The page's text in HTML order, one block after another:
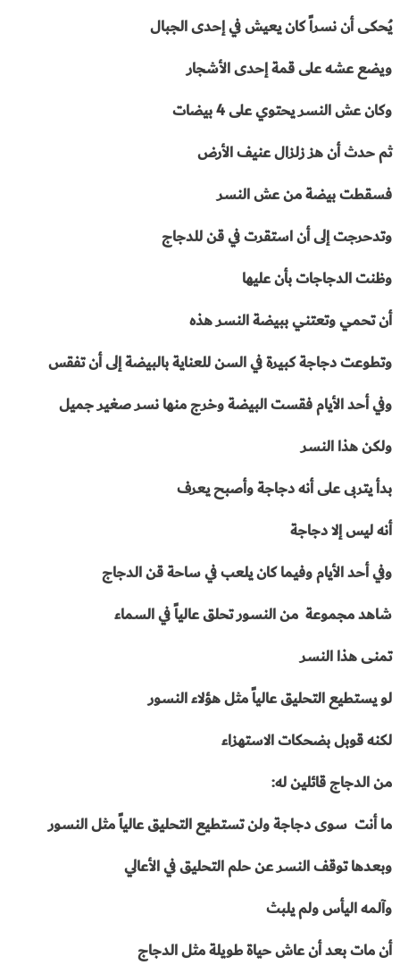
يُحكى أن نسراً كان يعيش في إحدى الجبال
ويضع عشه على قمة إحدى الأشجار
وكان عشالنسر يحتوي على 4 بيضات
ثم حدث أن هز زلزال عنيف الأرض
فسقطت بيضة من عش النسر
وتدحرجت إلى أن استقرت في قن للدجاج
وظنت الدجاجات بأن عليها
أن تحمي وتعتني ببيضة النسر هذه
وتطوعت دجاجة كبيرة في السن للعناية بالبيضة إلى أن تفقس
وفي أحد الأيام فقست البيضةوخرج منها نسر صغير جميل
ولكن هذا النسر
بدأ يتربى على أنه دجاجة وأصبح يعرف
أنه ليس إلا دجاجة
وفي أحد الأيام وفيما كان يلعب في ساحة قن الدجاج
شاهد مجموعة من النسور تحلق عالياً في السماء
تمنى هذا النسر
لو يستطيع التحليق عالياً مثل هؤلاء النسور
لكنه قوبل بضحكات الاستهزاء
من الدجاج قائلين له:
ما أنت سوى دجاجة ولن تستطيع التحليقعالياً مثل النسور
وبعدها توقف النسر عن حلم التحليق في الأعالي
وآلمه اليأس ولم يلبث
أن مات بعد أن عاش حياة طويلة مثل الدجاج